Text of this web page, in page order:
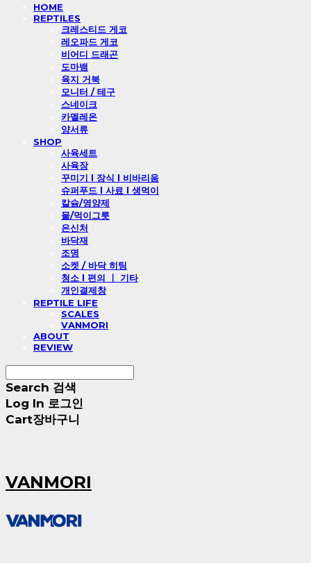
HOME
REPTILES
크레스티드 게코
레오파드 게코
비어디 드래곤
도마뱀
육지 거북
모니터 / 테구
스네이크
카멜레온
양서류
SHOP
사육세트
사육장
꾸미기 l 장식 l 비바리움
슈퍼푸드 l 사료 l 생먹이
칼슘/영양제
물/먹이그릇
은신처
바닥재
조명
소켓 / 바닥 히팅
청소 l 편의 ㅣ 기타
개인결제창
REPTILE LIFE
SCALES
VANMORI
ABOUT
REVIEW
Search 검색
Log In 로그인
Cart장바구니
VANMORI